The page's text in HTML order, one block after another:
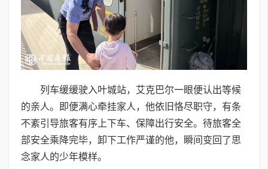
列车缓缓驶入叶城站，艾克巴尔一眼便认出等候
的亲人。即便满心牵挂家人，他依旧恪尽职守，有条
不紊引导旅客有序上下车、保障出行安全。待旅客全
部安全乘降完毕，卸下工作严谨的他，瞬间变回了思
念家人的少年模样。